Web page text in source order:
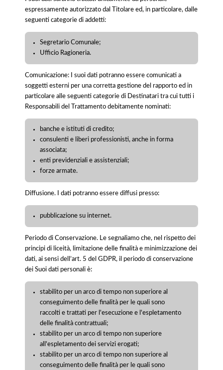
espressamente autorizzato dal Titolare ed, in particolare, dalle
seguenti categorie di addetti:
Segretario Comunale;
Ufficio Ragioneria.
Comunicazione: I suoi dati potranno essere comunicati a
soggetti esterni per una corretta gestione del rapporto ed in
particolare alle seguenti categorie di Destinatari tra cui tutti i
Responsabili del Trattamento debitamente nominati:
banche e istituti di credito;
consulenti e liberi professionisti, anche in forma
associata;
enti previdenziali e assistenziali;
forze armate.
Diffusione. I dati potranno essere diffusi presso:
pubblicazione su internet.
Periodo di Conservazione. Le segnaliamo che, nel rispetto dei
principi di liceità, limitazione delle finalità e minimizzazione dei
dati, ai sensi dell’art. 5 del GDPR, il periodo di conservazione
dei Suoi dati personali è:
stabilito per un arco di tempo non superiore al
conseguimento delle finalità per le quali sono
raccolti e trattati per l'esecuzione e l'espletamento
delle finalità contrattuali;
stabilito per un arco di tempo non superiore
all'espletamento dei servizi erogati;
stabilito per un arco di tempo non superiore al
conseguimento delle finalità per le quali sono